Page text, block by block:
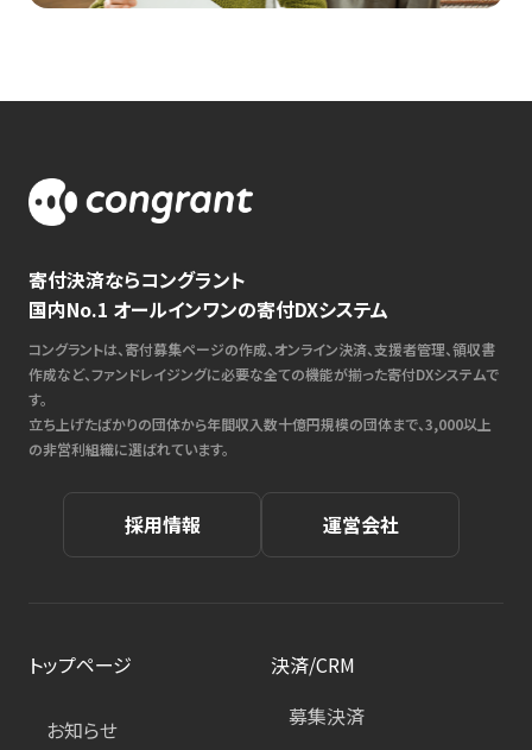
寄付決済ならコングラント
国内No.1 オールインワンの寄付DXシステム
コングラントは、寄付募集ページの作成、オンライン決済、支援者管理、領収書
作成など、ファンドレイジングに必要な全ての機能が揃った寄付DXシステムで
す。
立ち上げたばかりの団体から年間収入数十億円規模の団体まで、3,000以上
の非営利組織に選ばれています。
採用情報 運営会社
トップページ
お知らせ
決済/CRM
募集決済